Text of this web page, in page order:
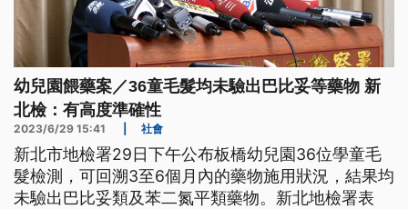
幼兒園餵藥案／36童毛髮均未驗出巴比妥等藥物 新
北檢：有高度準確性
2023/6/29 15:41 社會
新北市地檢署29日下午公布板橋幼兒園36位學童毛
髮檢測，可回溯3至6個月內的藥物施用狀況，結果均
未驗出巴比妥類及苯二氮平類藥物。新北地檢署表